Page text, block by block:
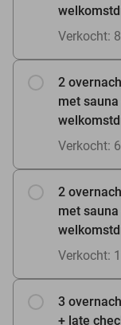
Verkocht: 8
2
met
Verkocht: 6
2
met
Verkocht:
3
+ late